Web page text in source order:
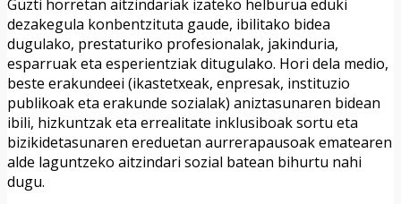
Guzti horretan aitzindariak izateko helburua eduki
dezakegula konbentzituta gaude, ibilitako bidea
dugulako, prestaturiko profesionalak, jakinduria,
esparruak eta esperientziak ditugulako. Hori dela medio,
beste erakundeei (ikastetxeak, enpresak, instituzio
publikoak eta erakunde sozialak) aniztasunaren bidean
ibili, hizkuntzak eta errealitate inklusiboak sortu eta
bizikidetasunaren ereduetan aurrerapausoak ematearen
alde laguntzeko aitzindari sozial batean bihurtu nahi
dugu.